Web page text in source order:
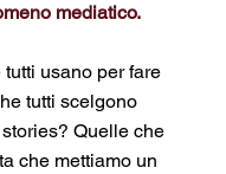
mediatico.
usano per fare
tutti scelgono
Quelle che
che mettiamo un